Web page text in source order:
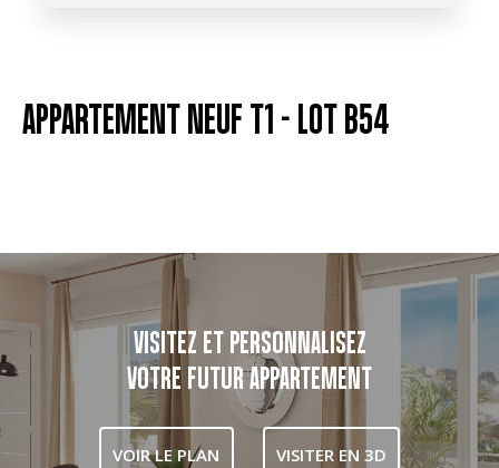
APPARTEMENT NEUF T1 - LOT B54
VISITEZ ET PERSONNALISEZ
VOTRE FUTUR APPARTEMENT
VOIR LE PLAN VISITER EN 3D